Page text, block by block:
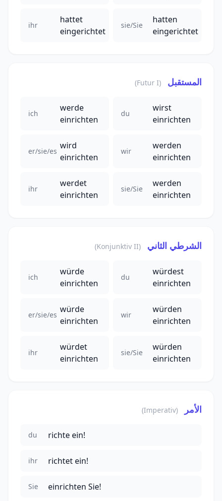
ihr
hattet
eingerichtet
sie/Sie
hatten
eingerichtet
المستقبل (Futur I)
ich
werde
einrichten
du
wirst
einrichten
er/sie/es
wird
einrichten
wir
werden
einrichten
ihr
werdet
einrichten
sie/Sie
werden
einrichten
الشرطي الثاني (Konjunktiv II)
ich
würde
einrichten
du
würdest
einrichten
er/sie/es
würde
einrichten
wir
würden
einrichten
ihr
würdet
einrichten
sie/Sie
würden
einrichten
الأمر (Imperativ)
du richte ein!
ihr richtet ein!
Sie einrichten Sie!